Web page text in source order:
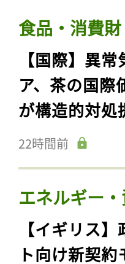
食品・消費
【国際】異
ア、茶の国際
が構造的対処
22時間前
エネルギー
【イギリス
ト向け新契